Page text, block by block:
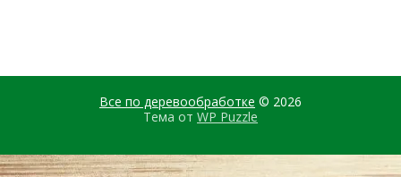
Все по деревообработке © 2026
Тема от WP Puzzle